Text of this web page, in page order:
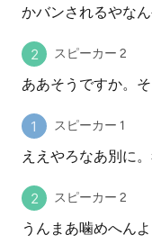
かバンされるやな
スピーカー 2
ああそうですか。
スピーカー 1
ええやろなあ別に
スピーカー 2
うんまあ噛めへん